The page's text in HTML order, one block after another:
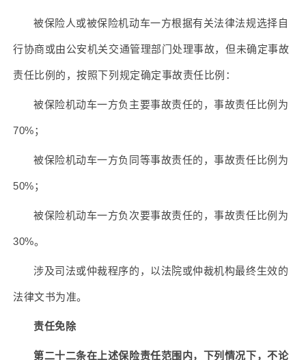
被保险人或被保险机动车一方根据有关法律法规选择自
行协商或由公安机关交通管理部门处理事故，但未确定事故
责任比例的，按照下列规定确定事故责任比例：
被保险机动车一方负主要事故责任的，事故责任比例为
70%；
被保险机动车一方负同等事故责任的，事故责任比例为
50%；
被保险机动车一方负次要事故责任的，事故责任比例为
30%。
涉及司法或仲裁程序的，以法院或仲裁机构最终生效的
法律文书为准。
责任免除
第二十二条在上述保险责任范围内，下列情况下，不论